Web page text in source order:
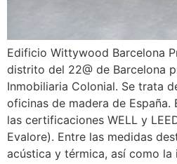
Edificio Wittywood Barcelona
distrito del 22@ de Barcelona
Inmobiliaria Colonial. Se trata
oficinas de madera de
las certificaciones WELL y
Evalore). Entre las medidas
acústica y térmica, así como